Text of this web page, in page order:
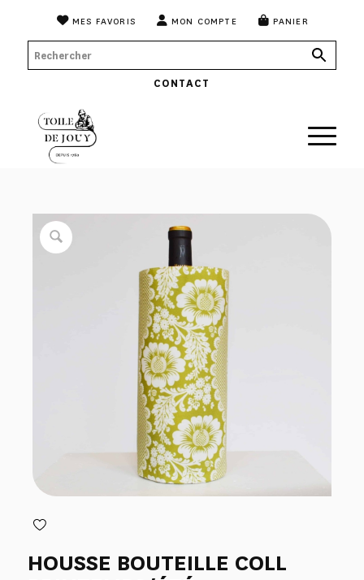
MES FAVORIS MON COMPTE PANIER
CONTACT
HOUSSE BOUTEILLE COLL